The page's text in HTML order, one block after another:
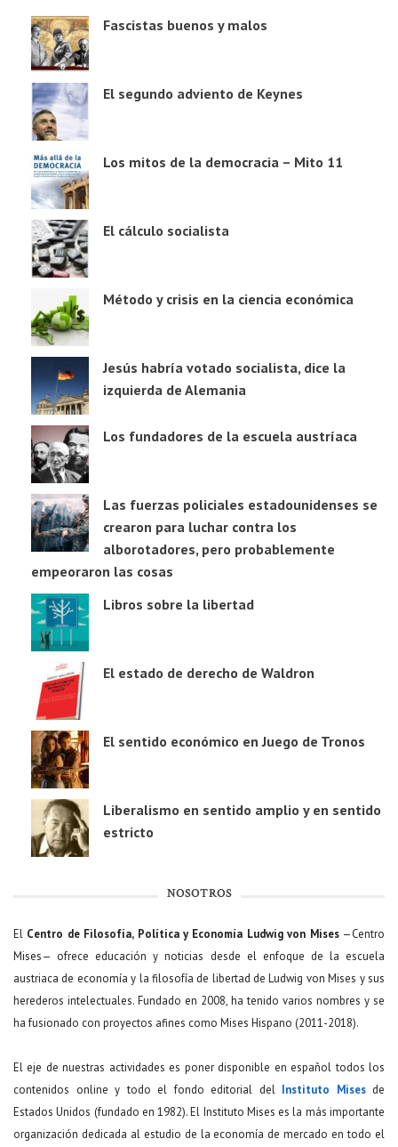
Fascistas buenos y malos
El segundo adviento de Keynes
Los mitos de la democracia – Mito 11
El cálculo socialista
Método y crisis en la ciencia económica
Jesús habría votado socialista, dice la
izquierda de Alemania
Los fundadores de la escuela austríaca
Las fuerzas policiales estadounidenses se
crearon para luchar contra los
alborotadores, pero probablemente
empeoraron las cosas
Libros sobre la libertad
El estado de derecho de Waldron
El sentido económico en Juego de Tronos
Liberalismo en sentido amplio y en sentido
estricto
NOSOTROS
El Centro de Filosofía, Política y Economía Ludwig von Mises—Centro
Mises— ofrece educación y noticias desde el enfoque de la escuela
austriaca de economía y la filosofía de libertad de Ludwig von Mises y sus
herederos intelectuales. Fundado en 2008, ha tenido varios nombres y se
ha fusionado con proyectos afines como Mises Hispano (2011-2018).
El eje de nuestras actividades es poner disponible en español todos los
contenidos online y todo el fondo editorial del Instituto Misesde
Estados Unidos (fundado en 1982). El Instituto Mises es la más importante
organización dedicada al estudio de la economía de mercado en todo el